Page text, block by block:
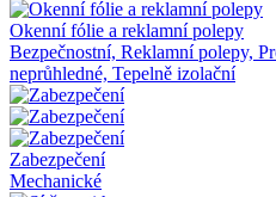
Okenní fólie a reklamní polepy
Bezpečnostní, Reklamní polepy,
neprůhledné, Tepelně izolační
Zabezpečení
Mechanické